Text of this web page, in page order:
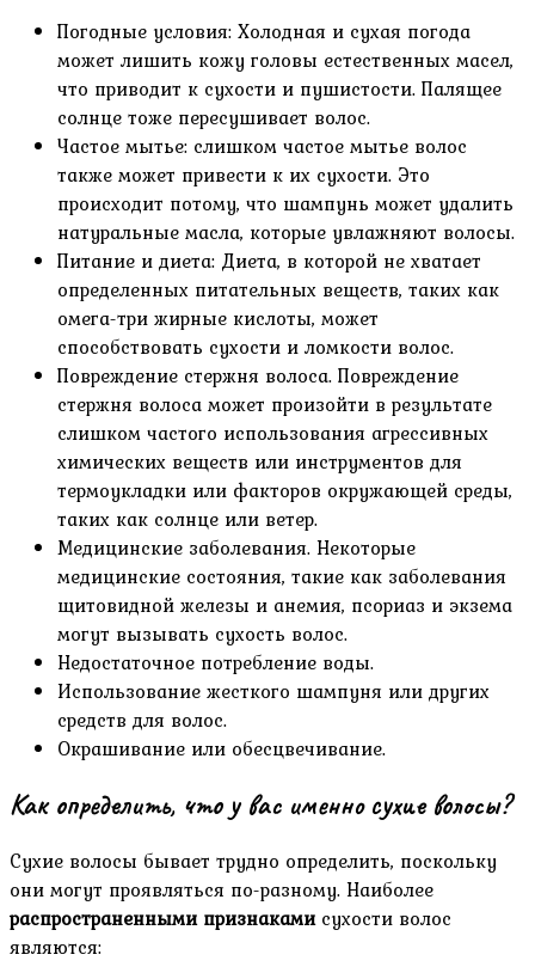
Погодные условия: Холодная и сухая погода
может лишить кожу головы естественных масел,
что приводит к сухости и пушистости. Палящее
солнце тоже пересушивает волос.
Частое мытье: слишком частое мытье волос
также может привести к их сухости. Это
происходит потому, что шампунь может удалить
натуральные масла, которые увлажняют волосы.
Питание и диета: Диета, в которой не хватает
определенных питательных веществ, таких как
омега-три жирные кислоты, может
способствовать сухости и ломкости волос.
Повреждение стержня волоса. Повреждение
стержня волоса может произойти в результате
слишком частого использования агрессивных
химических веществ или инструментов для
термоукладки или факторов окружающей среды,
таких как солнце или ветер.
Медицинские заболевания. Некоторые
медицинские состояния, такие как заболевания
щитовидной железы и анемия, псориаз и экзема
могут вызывать сухость волос.
Недостаточное потребление воды.
Использование жесткого шампуня или других
средств для волос.
Окрашивание или обесцвечивание.
Как определить, что у вас именно сухие волосы?
Сухие волосы бывает трудно определить, поскольку
они могут проявляться по-разному. Наиболее
распространенными признакамисухости волос
являются: